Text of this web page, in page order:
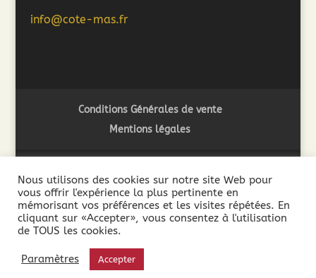
info@cote-mas.fr
Conditions Générales de vente
Mentions légales
2018 ©Côté Mas - L'abus d'alcool est dangereux pour la
santé. A consommer avec modération - La vente de boissons
alcooliques est interdite aux mineurs de moins de 18 ans. La
preuve de la majorité de l’acheteur est exigée au moment de
la vente en ligne.
Nous utilisons des cookies sur notre site Web pour
vous offrir l'expérience la plus pertinente en
mémorisant vos préférences et les visites répétées. En
cliquant sur «Accepter», vous consentez à l'utilisation
de TOUS les cookies.
Paramètres Accepter